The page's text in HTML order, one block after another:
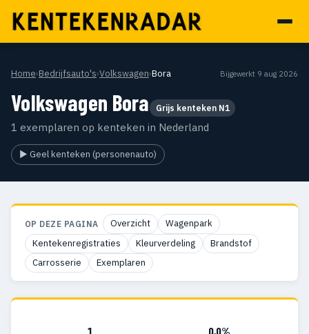
Home›Bedrijfsauto's›Volkswagen›Bora Bijgewerkt 9 aug 2026
Volkswagen Bora Grijs kenteken N1
1 exemplaren op kenteken in Nederland
▶ Geel kenteken (personenauto)
OP DEZE PAGINA Overzicht
Wagenpark
Kentekenregistraties
Kleurverdeling
Brandstof
Carrosserie
Exemplaren
1 0,0%